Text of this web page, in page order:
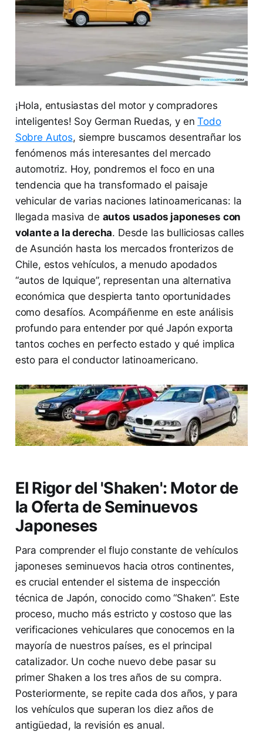
¡Hola, entusiastas del motor y compradores
inteligentes! Soy German Ruedas, y enTodo
Sobre Autos, siempre buscamos desentrañar los
fenómenos más interesantes del mercado
automotriz. Hoy, pondremos el foco en una
tendencia que ha transformado el paisaje
vehicular de varias naciones latinoamericanas: la
llegada masiva de autos usados japoneses con
volante a la derecha. Desde las bulliciosas calles
de Asunción hasta los mercados fronterizos de
Chile, estos vehículos, a menudo apodados
“autos de Iquique”, representan una alternativa
económica que despierta tanto oportunidades
como desafíos. Acompáñenme en este análisis
profundo para entender por qué Japón exporta
tantos coches en perfecto estado y qué implica
esto para el conductor latinoamericano.
El Rigor del 'Shaken': Motor de
la Oferta de Seminuevos
Japoneses
Para comprender el flujo constante de vehículos
japoneses seminuevos hacia otros continentes,
es crucial entender el sistema de inspección
técnica de Japón, conocido como “Shaken”. Este
proceso, mucho más estricto y costoso que las
verificaciones vehiculares que conocemos en la
mayoría de nuestros países, es el principal
catalizador. Un coche nuevo debe pasar su
primer Shaken a los tres años de su compra.
Posteriormente, se repite cada dos años, y para
los vehículos que superan los diez años de
antigüedad, la revisión es anual.